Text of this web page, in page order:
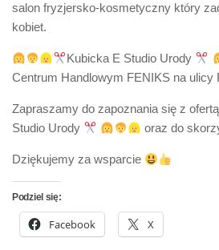
salon fryzjersko-kosmetyczny który
kobiet.
Kubicka E Studio Urody
Centrum Handlowym FENIKS na ulicy
Zapraszamy do zapoznania się z ofertą
Studio Urody
oraz do
Dziękujemy za wsparcie
Podziel się:
Facebook X